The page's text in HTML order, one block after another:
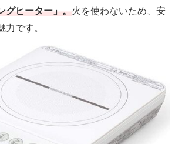
食品・飲料・お酒
ー
総合ページ
通す
新トレンド
グヒーター」。火を使わないため、安
力です。